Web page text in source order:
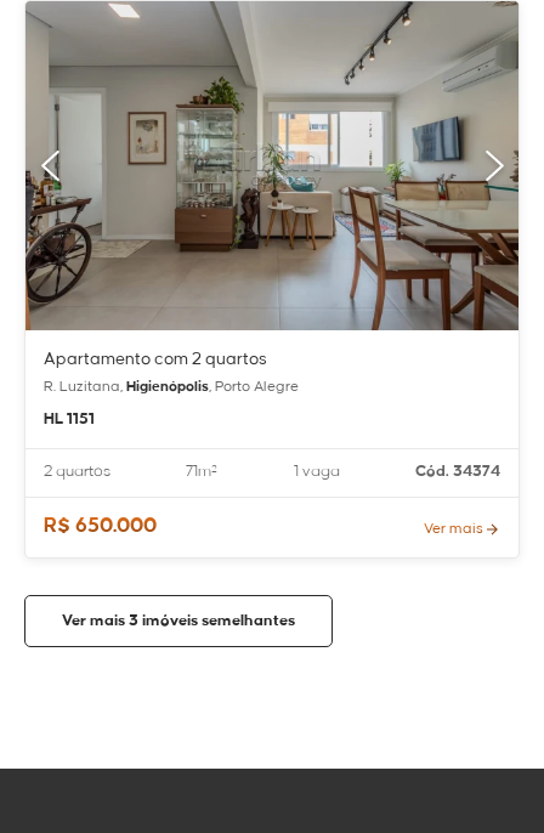
Apartamento com 2 quartos
R. Luzitana, Higienópolis, Porto Alegre
HL 1151
2 quartos 71m² 1 vaga Cód. 34374
R$ 650.000 Ver mais
Ver mais 3 imóveis semelhantes